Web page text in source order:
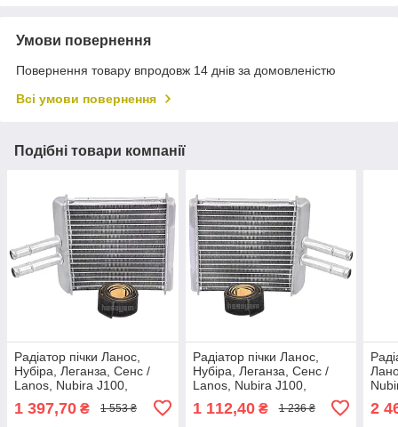
Умови повернення
Повернення товару впродовж 14 днів за домовленістю
Всі умови повернення
Подібні товари компанії
Радіатор пічки Ланос,
Нубіра, Леганза, Сенс /
Lanos, Nubira J100,
Leganza, Sens (96190674)
Nissens 76502
1 397,70 ₴ 1 553 ₴
Радіатор пічки Ланос,
Нубіра, Леганза, Сенс /
Lanos, Nubira J100,
Leganza, Sens (96190674)
Ava Cooling DWA6027
1 112,40₴ 1 236 ₴ 2